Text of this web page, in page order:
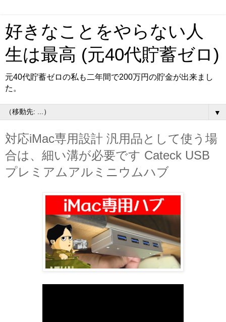
好きなことをやらない人
生は最高 (元40代貯蓄ゼロ)
元40代貯蓄ゼロの私も二年間で200万円の貯金が出来まし
た。
▼
対応iMac専用設計 汎用品として使う場
合は、細い溝が必要です Cateck USB
プレミアムアルミニウムハブ